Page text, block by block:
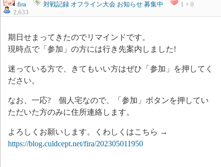
fira 対戦記録 オフライン大会 お知らせ 募集中
1 + 0
2,633
期日せまってきたのでリマインドです。
現時点で「参加」の方には行き先案内しました!
迷っている方で、きてもいい方はぜひ「参加」を押してく
ださい。
なお、一応? 個人宅なので、「参加」ボタンを押してい
ただいた方のみに住所連絡します。
よろしくお願いします。くわしくはこちら →
https://blog.culdcept.net/fira/202305011950